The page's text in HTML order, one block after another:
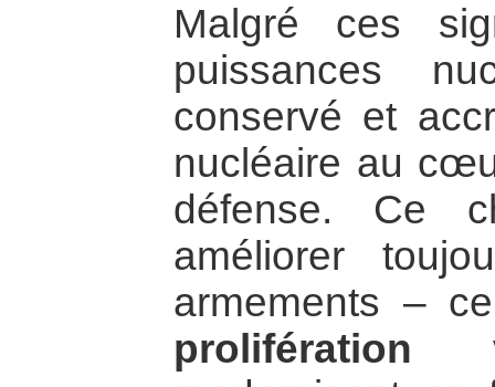
Malgré ces
puissances
conservé et
nucléaire au
défense. Ce
améliorer
armements –
prolifération